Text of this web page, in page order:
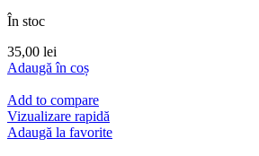
În stoc
35,00 lei
Adaugă în coș
Add to compare
Vizualizare rapidă
Adaugă la favorite